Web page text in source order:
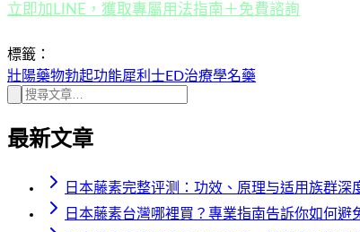
立即加LINE，獲取專屬用法指南＋免費諮詢
標籤：
壯陽藥物勃起功能犀利士ED治療學名藥
最新文章
日本藤素完整评测：功效、原理与适用族群深
日本藤素台灣哪裡買？專業指南告訴你如何避